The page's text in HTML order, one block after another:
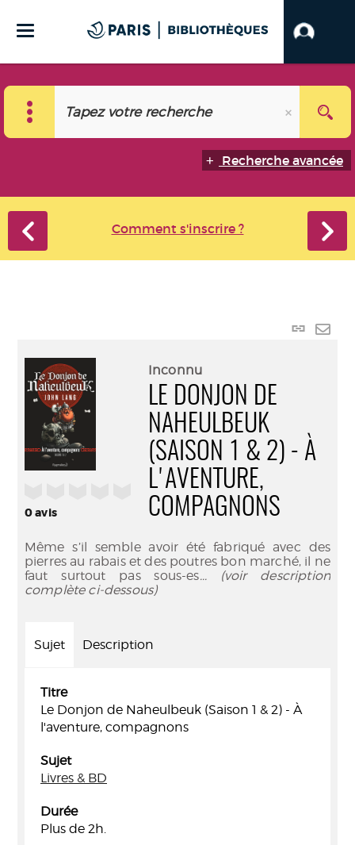
Recherche avancée
Comment s'inscrire ?
Lien
0avis
Inconnu
LE DONJON DE
NAHEULBEUK
(SAISON 1 & 2) - À
L'AVENTURE,
COMPAGNONS
Même s’il semble avoir été fabriqué avec des
pierres au rabais et des poutres bon marché, il ne
faut surtout pas sous-es... (voir description
complète ci-dessous)
Sujet Description
Titre
Le Donjon de Naheulbeuk (Saison 1 & 2) - À
l'aventure, compagnons
Sujet
Livres & BD
Durée
Plus de 2h.